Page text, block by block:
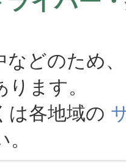
どのため
ます。
各地域の